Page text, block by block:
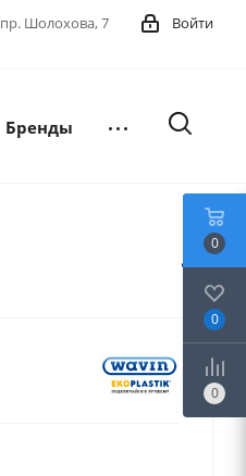
Войти
пр. Шолохова, 7
Бренды
0
0
0